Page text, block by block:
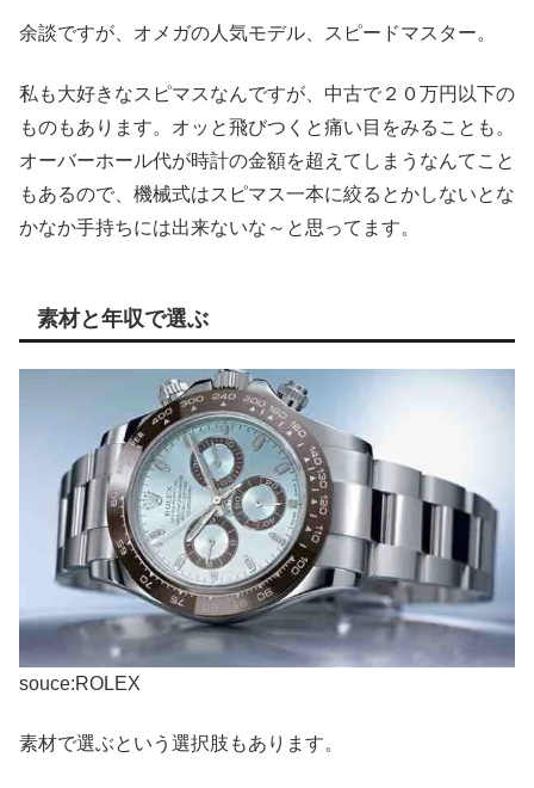
余談ですが、オメガの人気モデル、スピードマスター。
私も大好きなスピマスなんですが、中古で２０万円以下の
ものもあります。オッと飛びつくと痛い目をみることも。
オーバーホール代が時計の金額を超えてしまうなんてこと
もあるので、機械式はスピマス一本に絞るとかしないとな
かなか手持ちには出来ないな～と思ってます。
素材と年収で選ぶ
souce:ROLEX
素材で選ぶという選択肢もあります。